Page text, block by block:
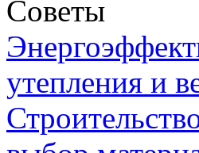
Советы
утепления и